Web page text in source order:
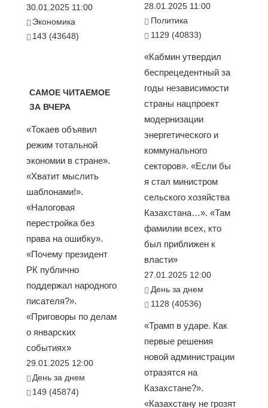
30.01.2025 11:00
Экономика
143 (43648)
САМОЕ ЧИТАЕМОЕ
ЗА ВЧЕРА
«Токаев объявил
режим тотальной
экономии в стране».
«Хватит мыслить
шаблонами!».
«Налоговая
перестройка без
права на ошибку».
«Почему президент
РК публично
поддержал народного
писателя?».
«Приговоры по делам
о январских
событиях»
29.01.2025 12:00
День за днем
149 (45874)
28.01.2025 11:00
Политика
1129 (40833)
«Кабмин утвердил
беспрецедентный за
годы независимости
страны нацпроект
модернизации
энергетического и
коммунального
секторов». «Если бы
я стал министром
сельского хозяйства
Казахстана…». «Там
фамилии всех, кто
был приближен к
власти»
27.01.2025 12:00
День за днем
1128 (40536)
«Трамп в ударе. Как
первые решения
новой администрации
отразятся на
Казахстане?».
«Казахстану не грозят